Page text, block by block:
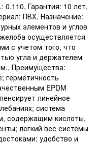
0.110, Гарантия: 10 лет,
ПВХ, Назначение:
элементов и углов
осуществляется
с учетом того, что
угла и держателем
Преимущества:
герметичность
EPDM
линейное
система
содержащим кислоты,
легкий вес системы
удобство и